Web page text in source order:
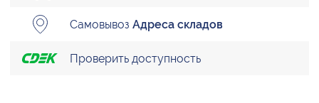
Самовывоз Адреса складов
Проверить доступность